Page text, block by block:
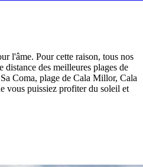
l'âme. Pour cette raison, tous nos
distance des meilleures plages de
Coma, plage de Cala Millor, Cala
vous puissiez profiter du soleil et